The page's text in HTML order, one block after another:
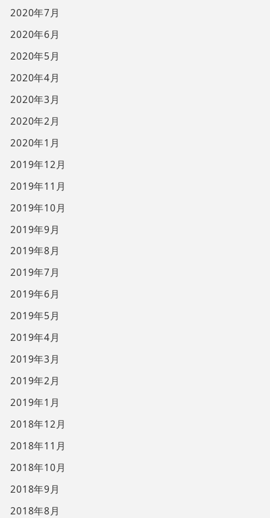
2020年7月
2020年6月
2020年5月
2020年4月
2020年3月
2020年2月
2020年1月
2019年12月
2019年11月
2019年10月
2019年9月
2019年8月
2019年7月
2019年6月
2019年5月
2019年4月
2019年3月
2019年2月
2019年1月
2018年12月
2018年11月
2018年10月
2018年9月
2018年8月